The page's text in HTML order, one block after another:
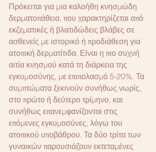
Πρόκειται για μια καλοήθη κνησμώδη
δερματοπάθεια, που χαρακτηρίζεται από
εκζεματικές ή βλατιδώδεις βλάβες σε
ασθενείς με ιστορικό ή προδιάθεση για
ατοπική δερματίτιδα. Είναι η πιο συχνή
αιτία κνησμού κατά τη διάρκεια της
εγκυμοσύνης, με επιπολασμό 5-20%. Τα
συμπτώματα ξεκινούν συνήθως νωρίς,
στο πρώτο ή δεύτερο τρίμηνο, και
συνήθως επανεμφανίζονται στις
επόμενες εγκυμοσύνες, λόγω του
ατοπικού υποβάθρου. Τα δύο τρίτα των
γυναικών παρουσιάζουν εκτεταμένες